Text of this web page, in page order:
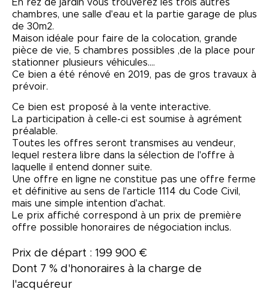
En rez de jardin vous trouverez les trois autres
chambres, une salle d'eau et la partie garage de plus
de 30m2.
Maison idéale pour faire de la colocation, grande
pièce de vie, 5 chambres possibles ,de la place pour
stationner plusieurs véhicules....
Ce bien a été rénové en 2019, pas de gros travaux à
prévoir.
Ce bien est proposé à la vente interactive.
La participation à celle-ci est soumise à agrément
préalable.
Toutes les offres seront transmises au vendeur,
lequel restera libre dans la sélection de l'offre à
laquelle il entend donner suite.
Une offre en ligne ne constitue pas une offre ferme
et définitive au sens de l'article 1114 du Code Civil,
mais une simple intention d'achat.
Le prix affiché correspond à un prix de première
offre possible honoraires de négociation inclus.
Prix de départ : 199 900 €
Dont 7 % d'honoraires à la charge de
l'acquéreur